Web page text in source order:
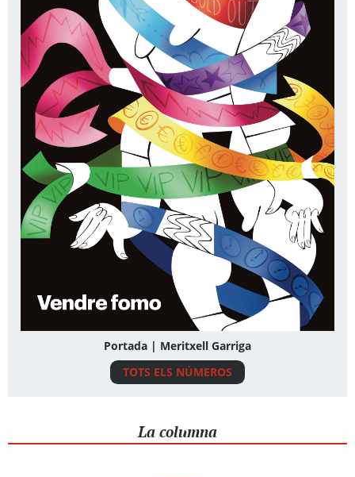
Portada | Meritxell Garriga
TOTS ELS NÚMEROS
La columna